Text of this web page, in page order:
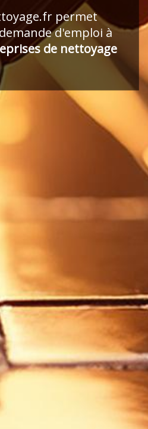
permet
d'emploi à
de nettoyage